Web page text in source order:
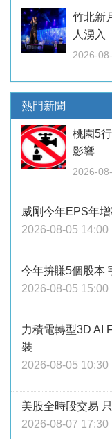
竹北新
人湧入
2026-
熱門新聞
桃園5
影響
2026-
威剛今年EPS年
2026-08-05 14:00
今年拚賺5個股本
2026-08-05 15:00
力積電轉型3D AI
裝
2026-08-05 10:30
美股全時段交易
2026-08-07 17:30